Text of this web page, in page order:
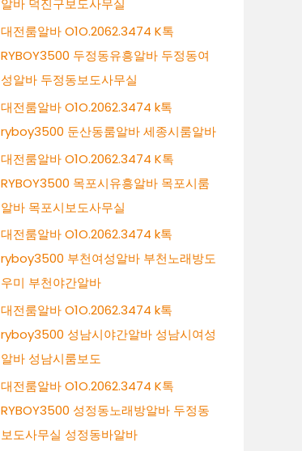
알바 덕진구보도사무실
대전룸알바 O1O.2062.3474 K톡
RYBOY3500 두정동유흥알바 두정동여
성알바 두정동보도사무실
대전룸알바 O1O.2062.3474 k톡
ryboy3500 둔산동룸알바 세종시룸알바
대전룸알바 O1O.2062.3474 K톡
RYBOY3500 목포시유흥알바 목포시룸
알바 목포시보도사무실
대전룸알바 O1O.2062.3474 k톡
ryboy3500 부천여성알바 부천노래방도
우미 부천야간알바
대전룸알바 O1O.2062.3474 k톡
ryboy3500 성남시야간알바 성남시여성
알바 성남시룸보도
대전룸알바 O1O.2062.3474 K톡
RYBOY3500 성정동노래방알바 두정동
보도사무실 성정동바알바